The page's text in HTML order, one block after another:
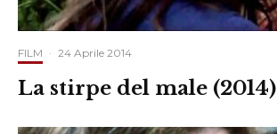
FILM · 24 Aprile 2014
La stirpe del male (2014)